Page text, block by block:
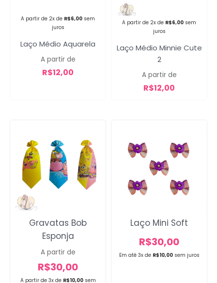
A partir de 2x de R$6,00 sem
juros
Laço Médio Aquarela
A partir de
R$12,00
A partir de 2x de R$6,00 sem
juros
Laço Médio Minnie Cute
2
A partir de
R$12,00
A partir de 3x de R$10,00 sem
Gravatas Bob
Esponja
A partir de
R$30,00
Em até 3x de R$10,00 sem juros
Laço Mini Soft
R$30,00